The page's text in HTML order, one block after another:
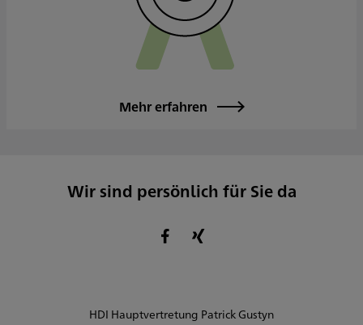
Mehr erfahren
Wir sind persönlich für Sie da
HDI Hauptvertretung Patrick Gustyn